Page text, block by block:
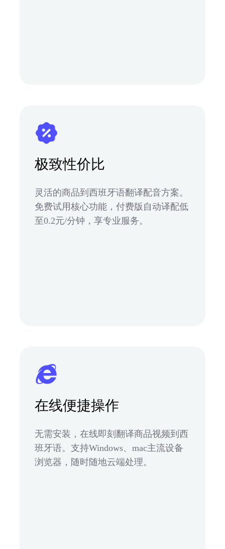
极致性价比
灵活的商品到西班牙语翻译配音方案。
免费试用核心功能，付费版自动译配低
至0.2元/分钟，享专业服务。
在线便捷操作
无需安装，在线即刻翻译商品视频到西
班牙语。支持Windows、mac主流设备
浏览器，随时随地云端处理。